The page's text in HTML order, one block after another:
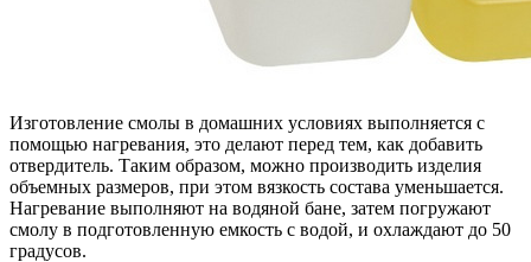
Изготовление смолы в домашних условиях выполняется с
помощью нагревания, это делают перед тем, как добавить
отвердитель. Таким образом, можно производить изделия
объемных размеров, при этом вязкость состава уменьшается.
Нагревание выполняют на водяной бане, затем погружают
смолу в подготовленную емкость с водой, и охлаждают до 50
градусов.